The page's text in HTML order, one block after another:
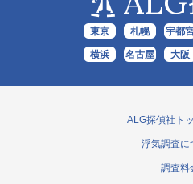
東京 札幌 宇都
横浜 名古屋 大阪
ALG探偵社ト
浮気調査に
調査料